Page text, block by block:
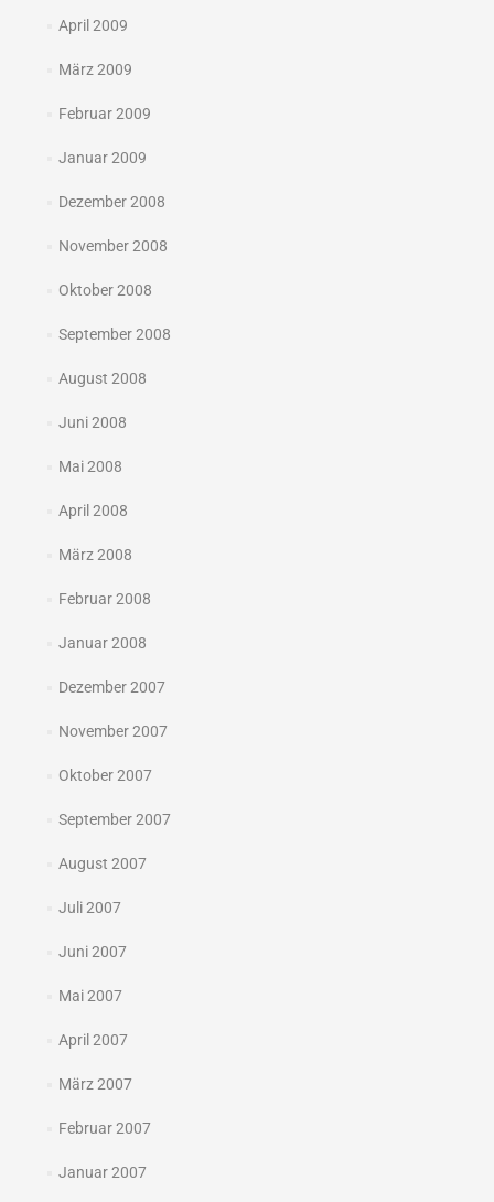
April 2009
März 2009
Februar 2009
Januar 2009
Dezember 2008
November 2008
Oktober 2008
September 2008
August 2008
Juni 2008
Mai 2008
April 2008
März 2008
Februar 2008
Januar 2008
Dezember 2007
November 2007
Oktober 2007
September 2007
August 2007
Juli 2007
Juni 2007
Mai 2007
April 2007
März 2007
Februar 2007
Januar 2007